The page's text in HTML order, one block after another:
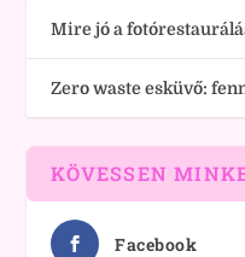
Mire jó a
Zero waste esküvő:
KÖVESSEN
Facebook